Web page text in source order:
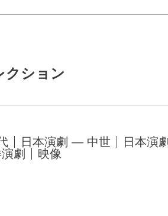
クション
日本演劇 — 中世 日本演
劇 映像